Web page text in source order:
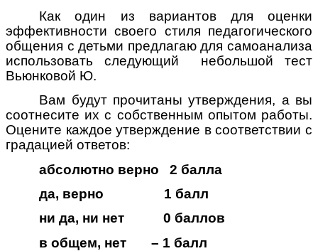
Как один из вариантов для оценки
эффективности своего стиля педагогического
общения с детьми предлагаю для самоанализа
использовать следующий небольшой тест
Вьюнковой Ю.
Вам будут прочитаны утверждения, а вы
соотнесите их с собственным опытом работы.
Оцените каждое утверждение в соответствии с
градацией ответов:
абсолютно верно 2 балла
да, верно 1 балл
ни да, ни нет 0 баллов
в общем, нет – 1 балл